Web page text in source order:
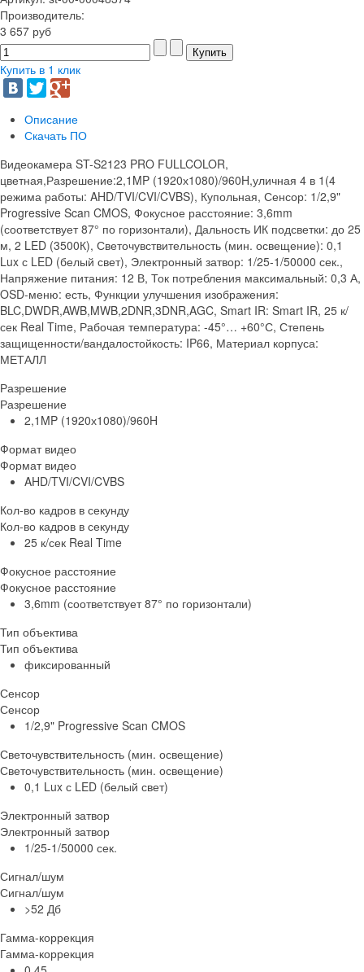
Производитель:
3 657 руб
Купить в 1 клик
Описание
Скачать ПО
Видеокамера ST-S2123 PRO FULLCOLOR,
цветная,Разрешение:2,1MP (1920х1080)/960H,уличная 4 в 1(4
режима работы: AHD/TVI/CVI/CVBS), Купольная, Сенсор: 1/2,9"
Progressive Scan CMOS, Фокусное расстояние: 3,6mm
(соответствует 87° по горизонтали), Дальность ИК подсветки: до 25
м, 2 LED (3500К), Светочувствительность (мин. освещение): 0,1
Lux с LED (белый свет), Электронный затвор: 1/25-1/50000 сек.,
Напряжение питания: 12 В, Ток потребления максимальный: 0,3 А,
OSD-меню: есть, Функции улучшения изображения:
BLC,DWDR,AWB,MWB,2DNR,3DNR,AGC, Smart IR: Smart IR, 25 к/
сек Real Time, Рабочая температура: -45°… +60°С, Степень
защищенности/вандалостойкость: IP66, Материал корпуса:
МЕТАЛЛ
Разрешение
Разрешение
2,1MP (1920х1080)/960H
Формат видео
Формат видео
AHD/TVI/CVI/CVBS
Кол-во кадров в секунду
Кол-во кадров в секунду
25 к/сек Real Time
Фокусное расстояние
Фокусное расстояние
3,6mm (соответствует 87° по горизонтали)
Тип объектива
Тип объектива
фиксированный
Сенсор
Сенсор
1/2,9" Progressive Scan CMOS
Светочувствительность (мин. освещение)
Светочувствительность (мин. освещение)
0,1 Lux с LED (белый свет)
Электронный затвор
Электронный затвор
1/25-1/50000 сек.
Сигнал/шум
Сигнал/шум
>52 Дб
Гамма-коррекция
Гамма-коррекция